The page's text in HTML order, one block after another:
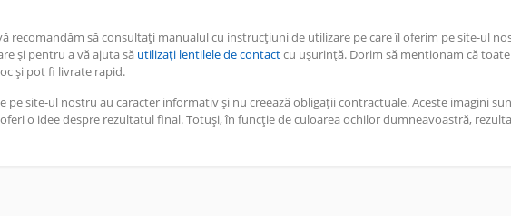
recomandăm să consultați manualul cu instrucțiuni de utilizare pe care îl oferim pe site-ul
și pentru a vă ajuta să utilizați lentilele de contactcu ușurință. Dorim să mentionam că
și pot fi livrate rapid.
pe site-ul nostru au caracter informativ și nu creează obligații contractuale. Aceste imagini
o idee despre rezultatul final. Totuși, în funcție de culoarea ochilor dumneavoastră,